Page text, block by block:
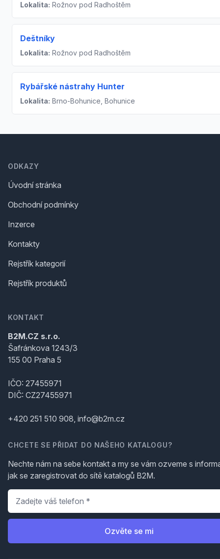
Lokalita: Rožnov pod Radhoštěm
Deštníky
Lokalita: Rožnov pod Radhoštěm
Rybářské nástrahy Hunter
Lokalita: Brno-Bohunice, Bohunice
ODKAZY
Úvodní stránka
Obchodní podmínky
Inzerce
Kontakty
Rejstřík kategorií
Rejstřík produktů
KONTAKT
B2M.CZ s.r.o.
Šafránkova 1243/3
155 00 Praha 5
IČO: 27455971
DIČ: CZ27455971
+420 251 510 908, info@b2m.cz
CHCETE SE PŘIDAT DO NAŠEHO KATALOGU?
Nechte nám na sebe kontakt a my se vám ozveme s
jak se zaregistrovat do sítě katalogů B2M.
Telefon
Ozvěte se mi